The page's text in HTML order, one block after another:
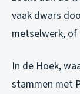
vaak dwars
metselwerk,
In de Hoek,
stammen met